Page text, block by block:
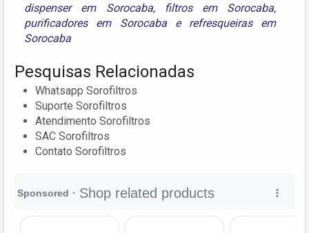
dispenser em Sorocaba, filtros em Sorocaba,
purificadores em Sorocabae refresqueiras em
Sorocaba
Pesquisas Relacionadas
Whatsapp Sorofiltros
Suporte Sorofiltros
Atendimento Sorofiltros
SAC Sorofiltros
Contato Sorofiltros